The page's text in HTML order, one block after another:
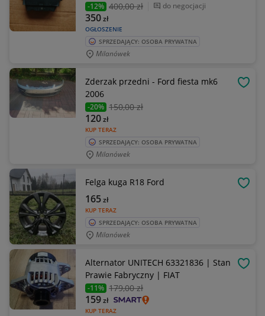
-12% 400,00 zł do negocjacji
OGŁOSZENIE
350zł
SPRZEDAJĄCY: OSOBA PRYWATNA
Milanówek
Zderzak przedni - Ford fiesta mk6
2006
-20% 150,00 zł
KUP TERAZ
120zł
SPRZEDAJĄCY: OSOBA PRYWATNA
Milanówek
Felga kuga R18 Ford
KUP TERAZ
165zł
SPRZEDAJĄCY: OSOBA PRYWATNA
Milanówek
Alternator UNITECH 63321836 | Stan
Prawie Fabryczny | FIAT
-11% 179,00 zł
KUP TERAZ
159zł